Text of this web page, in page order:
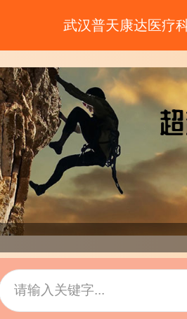
武汉普天康达医疗
请输入关键字...